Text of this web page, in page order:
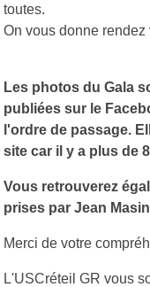
toutes.
On vous donne rendez
Les photos du Gala
publiées sur le
l'ordre de passage.
site car il y a plus de
Vous retrouverez
prises par Jean
Merci de votre
L'USCréteil GR vous